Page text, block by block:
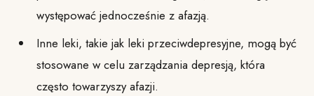
występować jednocześnie z afazją.
Inne leki, takie jak leki przeciwdepresyjne, mogą być
stosowane w celu zarządzania depresją, która
często towarzyszy afazji.